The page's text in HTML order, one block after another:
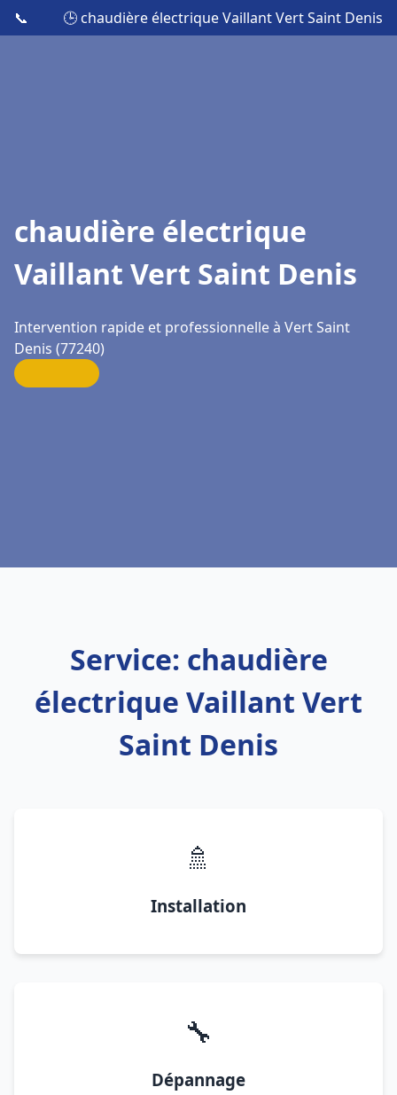
📞 🕒 chaudière électrique Vaillant Vert Saint Denis
chaudière électrique
Vaillant Vert Saint Denis
Intervention rapide et professionnelle à Vert Saint
Denis (77240)
Service: chaudière
électrique Vaillant Vert
Saint Denis
🚿
Installation
🔧
Dépannage